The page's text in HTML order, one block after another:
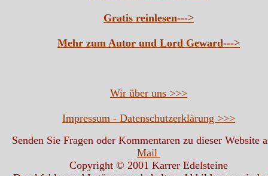
Gratis reinlesen--->
Mehr zum Autor und Lord Geward--->
Wir über uns >>>
Impressum - Datenschutzerklärung >>>
Senden Sie Fragen oder Kommentaren zu dieser Website
Mail
Copyright © 2001 Karrer Edelsteine